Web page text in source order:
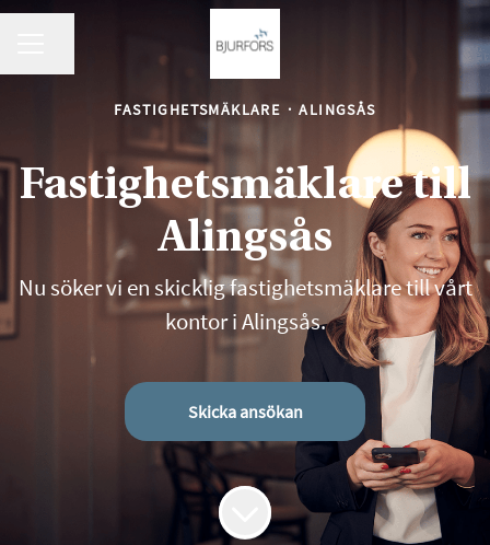
FASTIGHETSMÄKLARE · ALINGSÅS
Fastighetsmäklare till
Alingsås
Nu söker vi en skicklig fastighetsmäklare till vårt
kontor i Alingsås.
Skicka ansökan